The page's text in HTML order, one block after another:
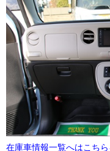
在庫車情報一覧へはこち